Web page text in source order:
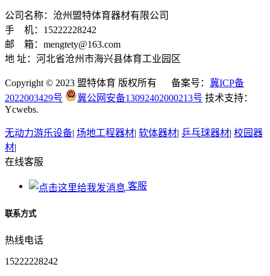
公司名称：沧州盟特体育器材有限公司
手 机：15222228242
邮 箱：mengtety@163.com
地 址：河北省沧州市海兴县体育工业园区
Copyright © 2023 盟特体育 版权所有 备案号： 冀ICP备
2022003429号
冀公网安备13092402000213号 技术支持：
Ycwebs.
无动力游乐设备| 场地工程器材| 软体器材| 乒乓球器材| 校园器
材|
在线客服
客服
联系方式
热线电话
15222228242